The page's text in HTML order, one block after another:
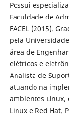
Possui
Faculdade de
FACEL (2015).
pela
área de
elétricos e
Analista de
atuando na
ambientes Linux,
Linux e Red Hat.